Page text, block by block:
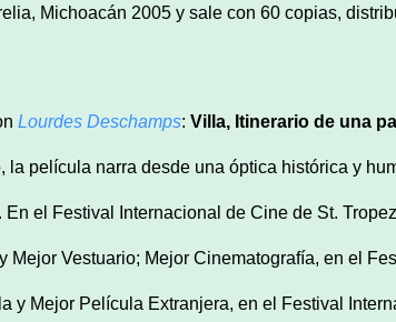
Michoacán 2005 y sale con 60 copias,
Lourdes Deschamps: Villa, Itinerario de una
película narra desde una óptica histórica y
el Festival Internacional de Cine de St.
Vestuario; Mejor Cinematografía, en el
y Mejor Película Extranjera, en el Festival